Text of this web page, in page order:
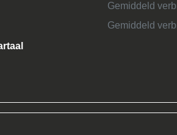
Gemiddeld
Gemiddeld